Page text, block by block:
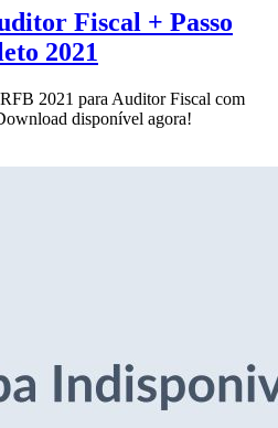
Fiscal + Passo
2021
2021 para Auditor Fiscal com
disponível agora!